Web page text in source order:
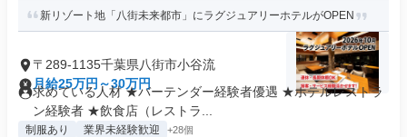
新リゾート地「八街未来都市」にラグジュアリーホテルがOPEN
〒289-1135千葉県八街市小谷流
月給25万円～30万円
求めている人材 ★バーテンダー経験者優遇 ★ホテルレストラ
ン経験者 ★飲食店（レストラ...
制服あり 業界未経験歓迎 +28個